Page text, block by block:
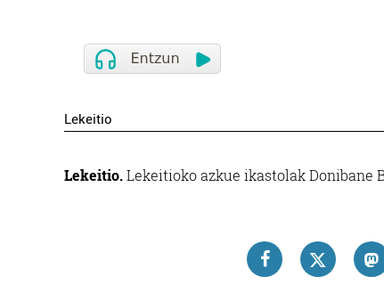
Lekeitio
Lekeitio.Lekeitioko azkue ikastolak Donibane